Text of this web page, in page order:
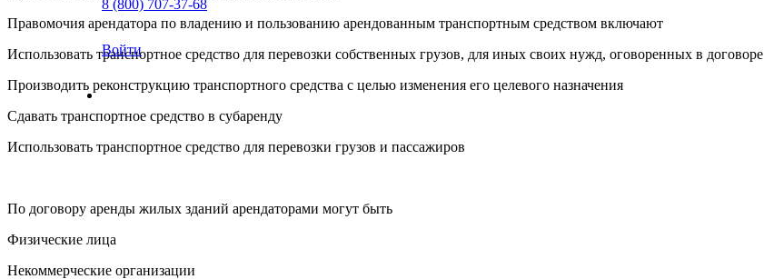
8 (800) 707-37-68
Войти
Правомочия арендатора по владению и пользованию арендованным транспортным средством включают
Использовать транспортное средство для перевозки собственных грузов, для иных своих нужд, оговоренных в договоре
Производить реконструкцию транспортного средства с целью изменения его целевого назначения
Сдавать транспортное средство в субаренду
Использовать транспортное средство для перевозки грузов и пассажиров
По договору аренды жилых зданий арендаторами могут быть
Физические лица
Некоммерческие организации